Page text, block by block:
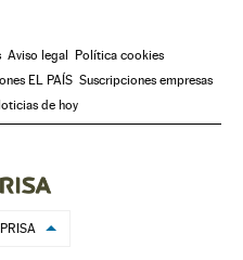
Aviso legal
Política cookies
EL PAÍS Suscripciones empresas
de hoy